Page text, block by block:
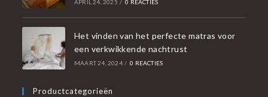
APRIL 24, 2025 / 0 REACTIES
Het vinden van het perfecte matras voor
een verkwikkende nachtrust
MAART 24, 2024 / 0 REACTIES
Productcategorieën